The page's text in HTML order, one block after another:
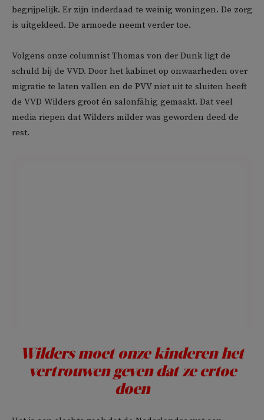
begrijpelijk. Er zijn inderdaad te weinig woningen. De zorg
is uitgekleed. De armoede neemt verder toe.
Volgens onze columnist Thomas von der Dunk ligt de
schuld bij de VVD. Door het kabinet op onwaarheden over
migratie te laten vallen en de PVV niet uit te sluiten heeft
de VVD Wilders groot én salonfähig gemaakt. Dat veel
media riepen dat Wilders milder was geworden deed de
rest.
Wilders moet onze kinderen het
vertrouwen geven dat ze ertoe
doen